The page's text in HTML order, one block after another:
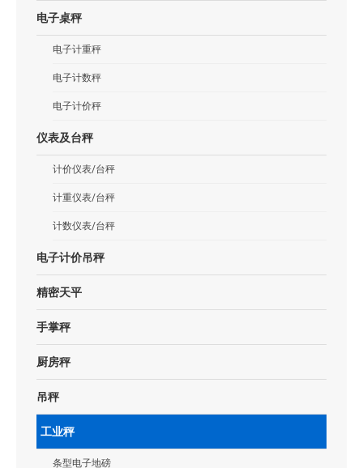
电子桌秤
电子计重秤
电子计数秤
电子计价秤
仪表及台秤
计价仪表/台秤
计重仪表/台秤
计数仪表/台秤
电子计价吊秤
精密天平
手掌秤
厨房秤
吊秤
工业秤
条型电子地磅